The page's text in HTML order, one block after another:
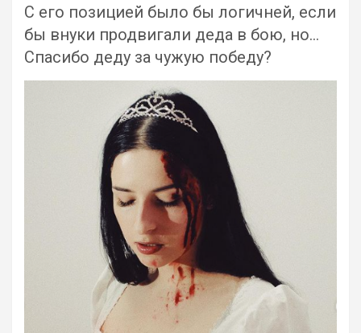
С его позицией было бы логичней, если
бы внуки продвигали деда в бою, но…
Спасибо деду за чужую победу?